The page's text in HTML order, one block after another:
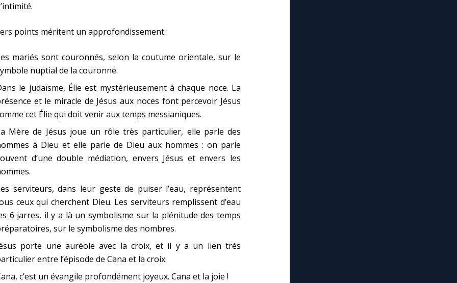
points méritent un approfondissement :
mariés sont couronnés, selon la coutume orientale, sur le
nuptial de la couronne.
le judaïsme, Élie est mystérieusement à chaque noce. La
et le miracle de Jésus aux noces font percevoir Jésus
cet Élie qui doit venir aux temps messianiques.
Mère de Jésus joue un rôle très particulier, elle parle des
à Dieu et elle parle de Dieu aux hommes : on parle
d’une double médiation, envers Jésus et envers les
serviteurs, dans leur geste de puiser l’eau, représentent
ceux qui cherchent Dieu. Les serviteurs remplissent d’eau
6 jarres, il y a là un symbolisme sur la plénitude des temps
sur le symbolisme des nombres.
porte une auréole avec la croix, et il y a un lien très
entre l’épisode de Cana et la croix.
c’est un évangile profondément joyeux. Cana et la joie !